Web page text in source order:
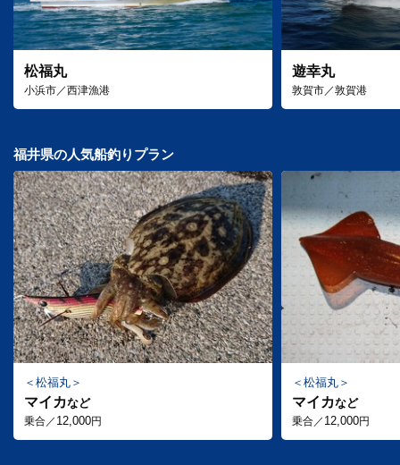
松福丸
小浜市／西津漁港
遊幸丸
敦賀市／敦賀港
福井県の人気船釣りプラン
松福丸
マイカなど
乗合／ 12,000円
松福丸
マイカなど
乗合／ 12,000円